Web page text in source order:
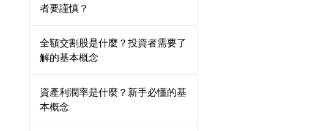
者要謹慎？
全額交割股是什麼？投資者需要了
解的基本概念
資產利潤率是什麼？新手必懂的基
本概念